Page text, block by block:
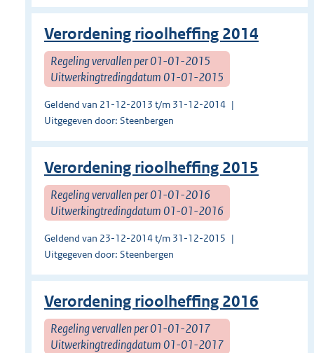
Verordening rioolheffing 2014
Regeling vervallen per 01-01-2015
Uitwerkingtredingdatum 01-01-2015
Geldend van 21-12-2013 t/m 31-12-2014
Uitgegeven door: Steenbergen
Verordening rioolheffing 2015
Regeling vervallen per 01-01-2016
Uitwerkingtredingdatum 01-01-2016
Geldend van 23-12-2014 t/m 31-12-2015
Uitgegeven door: Steenbergen
Verordening rioolheffing 2016
Regeling vervallen per 01-01-2017
Uitwerkingtredingdatum 01-01-2017